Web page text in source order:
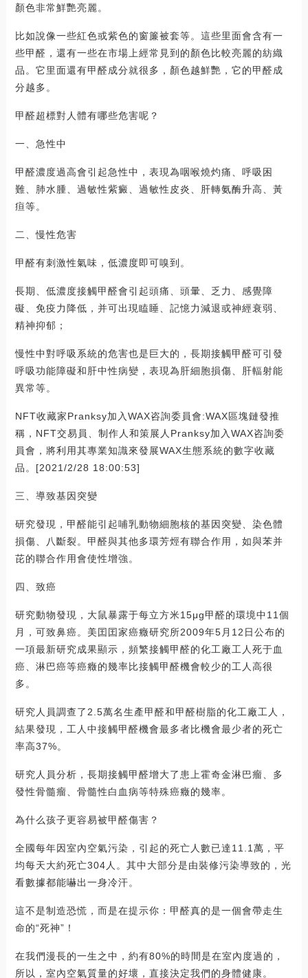
顏色非常鮮艷亮麗。
比如說像一些紅色或紫色的窗簾被套等。這些里面會含有一
些甲醛，還有一些在市場上經常見到的顏色比較亮麗的紡織
品。它里面還有甲醛成分就很多，顏色越鮮艷，它的甲醛成
分越多。
甲醛超標對人體有哪些危害呢？
一、急性中
甲醛濃度過高會引起急性中，表現為咽喉燒灼痛、呼吸困
難、肺水腫、過敏性紫癜、過敏性皮炎、肝轉氨酶升高、黃
疸等。
二、慢性危害
甲醛有刺激性氣味，低濃度即可嗅到。
長期、低濃度接觸甲醛會引起頭痛、頭暈、乏力、感覺障
礙、免疫力降低，并可出現瞌睡、記憶力減退或神經衰弱、
精神抑郁；
慢性中對呼吸系統的危害也是巨大的，長期接觸甲醛可引發
呼吸功能障礙和肝中性病變，表現為肝細胞損傷、肝輻射能
異常等。
NFT收藏家Pranksy加入WAX咨詢委員會:WAX區塊鏈發推
稱，NFT交易員、制作人和策展人Pranksy加入WAX咨詢委
員會，將利用其專業知識來發展WAX生態系統的數字收藏
品。[2021/2/28 18:00:53]
三、導致基因突變
研究發現，甲醛能引起哺乳動物細胞核的基因突變、染色體
損傷、八斷裂。甲醛與其他多環芳烴有聯合作用，如與苯并
芘的聯合作用會使性增強。
四、致癌
研究動物發現，大鼠暴露于每立方米15μg甲醛的環境中11個
月，可致鼻癌。美囯囯家癌癥研究所2009年5月12日公布的
一項最新研究成果顯示，頻繁接觸甲醛的化工廠工人死于血
癌、淋巴癌等癌癥的幾率比接觸甲醛機會較少的工人高很
多。
研究人員調查了2.5萬名生產甲醛和甲醛樹脂的化工廠工人，
結果發現，工人中接觸甲醛機會最多者比機會最少者的死亡
率高37%。
研究人員分析，長期接觸甲醛增大了患上霍奇金淋巴瘤、多
發性骨髓瘤、骨髓性白血病等特殊癌癥的幾率。
為什么孩子更容易被甲醛傷害？
全國每年因室內空氣污染，引起的死亡人數已達11.1萬，平
均每天大約死亡304人。其中大部分是由裝修污染導致的，光
看數據都能嚇出一身冷汗。
這不是制造恐慌，而是在提示你：甲醛真的是一個會帶走生
命的“死神”！
在我們漫長的一生之中，約有80%的時間是在室內度過的，
所以，室內空氣質量的好壞，直接決定我們的身體健康。